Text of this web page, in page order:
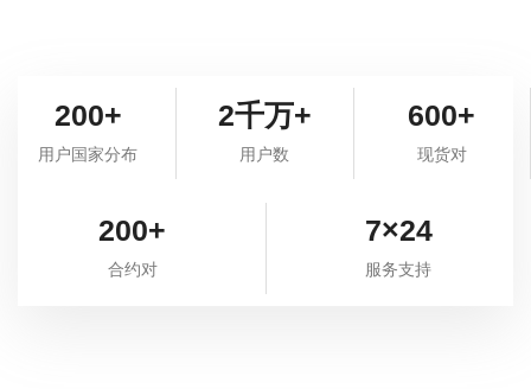
200+
用户国家分布
2千万+
用户数
600+
现货对
200+
合约对
7×24
服务支持